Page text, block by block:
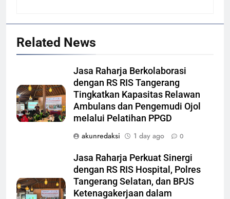
Related News
Jasa Raharja Berkolaborasi
dengan RS RIS Tangerang
Tingkatkan Kapasitas Relawan
Ambulans dan Pengemudi Ojol
melalui Pelatihan PPGD
akunredaksi
1 day ago 0
Jasa Raharja Perkuat Sinergi
dengan RS RIS Hospital, Polres
Tangerang Selatan, dan BPJS
Ketenagakerjaan dalam